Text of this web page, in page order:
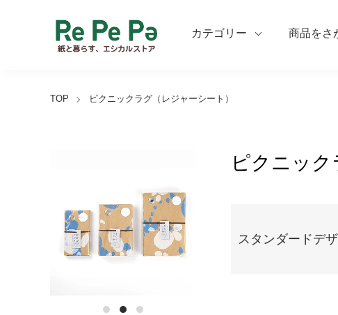
カテゴリー 商品をさ
TOP ピクニックラグ（レジャーシート）
ピクニック
スタンダードデ